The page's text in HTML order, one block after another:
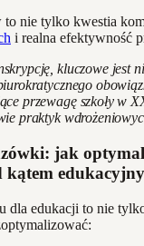
to nie tylko kwestia
i realna efektywność
kluczowe jest
przewagę szkoły w
praktyk
jak
kątem
dla edukacji to nie